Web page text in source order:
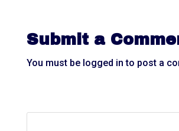
Submit a
You must be logged in to post a